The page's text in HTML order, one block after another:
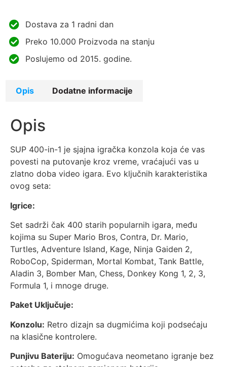
Dostava za 1 radni dan
Preko 10.000 Proizvoda na stanju
Poslujemo od 2015. godine.
Opis Dodatne informacije
Opis
SUP 400-in-1 je sjajna igračka konzola koja će vas
povesti na putovanje kroz vreme, vraćajući vas u
zlatno doba video igara. Evo ključnih karakteristika
ovog seta:
Igrice:
Set sadrži čak 400 starih popularnih igara, među
kojima su Super Mario Bros, Contra, Dr. Mario,
Turtles, Adventure Island, Kage, Ninja Gaiden 2,
RoboCop, Spiderman, Mortal Kombat, Tank Battle,
Aladin 3, Bomber Man, Chess, Donkey Kong 1, 2, 3,
Formula 1, i mnoge druge.
Paket Uključuje:
Konzolu: Retro dizajn sa dugmićima koji podsećaju
na klasične kontrolere.
Punjivu Bateriju: Omogućava neometano igranje bez